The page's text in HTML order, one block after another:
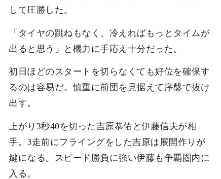
して圧勝した。
「タイヤの跳ねもなく、冷えればもっとタイムが
出ると思う」と機力に手応え十分だった。
初日ほどのスタートを切らなくても好位を確保す
るのは容易だ。慎重に前団を見据えて序盤で抜け
出す。
上がり3秒40を切った吉原恭佑と伊藤信夫が相
手。3走前にフライングをした吉原は展開作りが
鍵になる。スピード勝負に強い伊藤も争覇圏内に
入る。